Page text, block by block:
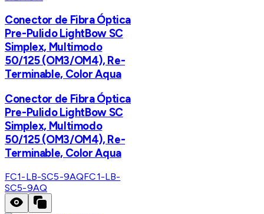
Conector de Fibra Óptica
Pre-Pulido LightBow SC
Simplex, Multimodo
50/125 (OM3/OM4), Re-
Terminable, Color Aqua
Conector de Fibra Óptica
Pre-Pulido LightBow SC
Simplex, Multimodo
50/125 (OM3/OM4), Re-
Terminable, Color Aqua
FC1-LB-SC5-9AQFC1-LB-
SC5-9AQ